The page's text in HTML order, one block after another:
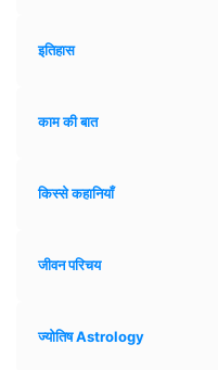
इतिहास
काम की बात
किस्से कहानियाँ
जीवन परिचय
ज्योतिष Astrology